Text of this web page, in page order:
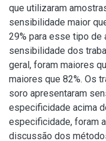
que utilizaram
sensibilidade maior
29% para esse tipo de
sensibilidade dos
geral, foram maiores
maiores que 82%. Os
soro apresentaram
especificidade acima
especificidade, foram
discussão dos